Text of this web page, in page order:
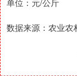
单位：元/公斤
数据来源：农业农